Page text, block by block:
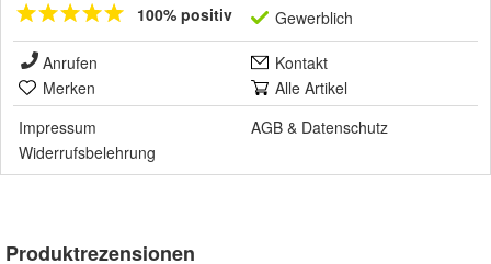
100% positiv
Gewerblich
Anrufen
Kontakt
Merken
Alle Artikel
Impressum
AGB & Datenschutz
Widerrufsbelehrung
Produktrezensionen